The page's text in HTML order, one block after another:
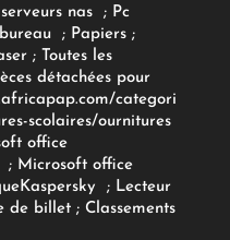
nas ; Pc
; Papiers;
; Toutes les
détachées pour
categori
scolaires/ournitures
office
Microsoft office
Kaspersky ; Lecteur
de billet; Classements